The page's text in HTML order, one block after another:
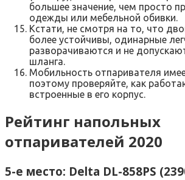
большее значение, чем просто
одежды или мебельной обивки.
Кстати, не смотря на то, что
более устойчивы, одинарные
разворачиваются и не
шланга.
Мобильность отпаривателя
поэтому проверяйте, как
встроенные в его корпус.
Рейтинг напольных
отпаривателей 2020
5-е место: Delta DL-858PS